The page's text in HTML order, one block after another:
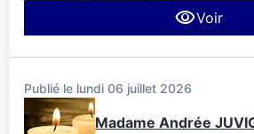
Voir
Publié le lundi 06 juillet 2026
Madame Andrée